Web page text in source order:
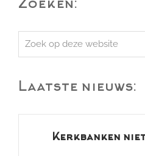
Zoeken:
Zoek
op
website
Laatste nieuws:
Kerkbanken